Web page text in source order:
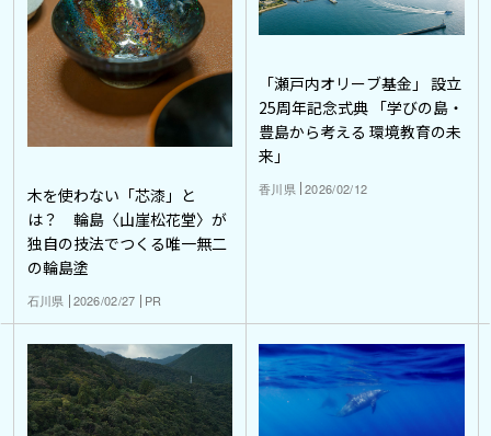
木を使わない「芯漆」と
は？ 輪島〈山崖松花堂〉が
独自の技法でつくる唯一無二
の輪島塗
石川県 2026/02/27 PR
「瀬戸内オリーブ基金」 設立
25周年記念式典 「学びの島・
豊島から考える 環境教育の未
来」
香川県 2026/02/12